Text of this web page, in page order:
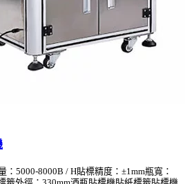
5000-8000B / H貼標精度：±1mm瓶寬：